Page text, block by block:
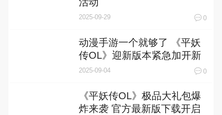
2025-09-29 0
动漫手游一个就够了 《平妖
传OL》迎新版本紧急加开新
服
2025-09-04 0
《平妖传OL》极品大礼包爆
炸来袭 官方最新版下载开启